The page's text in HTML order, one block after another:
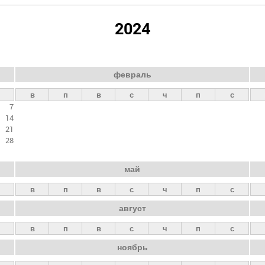
2024
7
14
21
28
февраль
в п в с ч п с
май
в п в с ч п с
август
в п в с ч п с
ноябрь